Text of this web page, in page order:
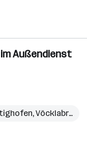
Außendienst
,Vöcklabruck